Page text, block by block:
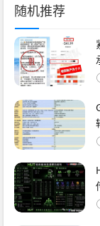
随机推荐